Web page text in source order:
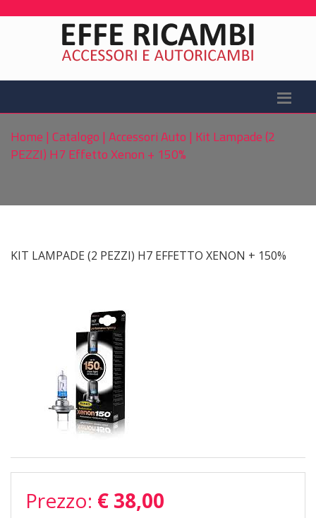
Home | Catalogo | Accessori Auto | Kit Lampade (2
PEZZI) H7 Effetto Xenon + 150%
KIT LAMPADE (2 PEZZI) H7 EFFETTO XENON + 150%
Prezzo: € 38,00